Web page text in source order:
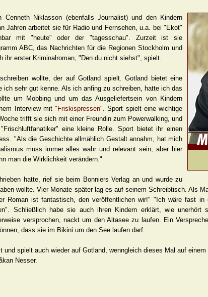
Niklasson (ebenfalls Journalist) und den Kindern
Jahren arbeitet sie für Radio und Fernsehen, u.a. bei "Ekot"
mit "heute" oder der "tagesschau". Zurzeit ist sie
ABC, das Nachrichten für die Regionen Stockholm und
ihr erster Kriminalroman, "Den du nicht siehst", spielt.
wollte, der auf Gotland spielt. Gotland bietet eine
ich sehr gut kenne. Als ich anfing zu schreiben, hatte ich das
um Mobbing und um das Ausgeliefertsein von Kindern
Interview mit "Friskispressen". Sport spielt eine wichtige
trifft sie sich mit einer Freundin zum Powerwalking, und
eine kleine Rolle. Sport bietet ihr einen
"Als die Geschichte allmählich Gestalt annahm, hat mich
muss immer alles wahr und relevant sein, aber hier
man die Wirklichkeit verändern."
hatte, rief sie beim Bonniers Verlag an und wurde zu
wollte. Vier Monate später lag es auf seinem Schreibtisch. Als
Roman ist fantastisch, den veröffentlichen wir!" "Ich wäre fast in
Schließlich habe sie auch ihren Kindern erklärt, wie unerhört
versprochen, nackt um den Altasee zu laufen. Ein
dass sie im Bikini um den See laufen darf.
spielt auch wieder auf Gotland, wenngleich dieses Mal auf
Nesser.